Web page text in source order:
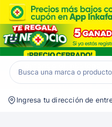
Inkafarma
Ingresa tu dirección de